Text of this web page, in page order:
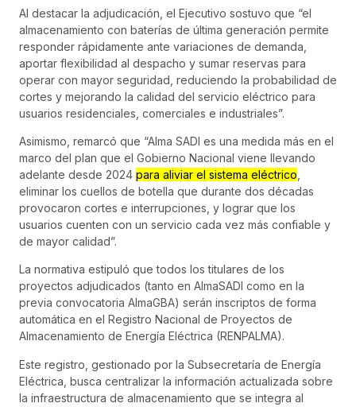
Al destacar la adjudicación, el Ejecutivo sostuvo que “el
almacenamiento con baterías de última generación permite
responder rápidamente ante variaciones de demanda,
aportar flexibilidad al despacho y sumar reservas para
operar con mayor seguridad, reduciendo la probabilidad de
cortes y mejorando la calidad del servicio eléctrico para
usuarios residenciales, comerciales e industriales”.
Asimismo, remarcó que “Alma SADI es una medida más en el
marco del plan que el Gobierno Nacional viene llevando
adelante desde 2024 para aliviar el sistema eléctrico
eliminar los cuellos de botella que durante dos décadas
provocaron cortes e interrupciones, y lograr que los
usuarios cuenten con un servicio cada vez más confiable y
de mayor calidad”.
La normativa estipuló que todos los titulares de los
proyectos adjudicados (tanto en AlmaSADI como en la
previa convocatoria AlmaGBA) serán inscriptos de forma
automática en el Registro Nacional de Proyectos de
Almacenamiento de Energía Eléctrica (RENPALMA).
Este registro, gestionado por la Subsecretaría de Energía
Eléctrica, busca centralizar la información actualizada sobre
la infraestructura de almacenamiento que se integra al